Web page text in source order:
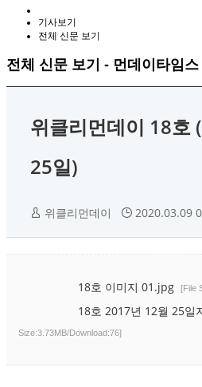
기사보기
전체 신문 보기
전체 신문 보기 - 먼데이타임스
위클리먼데이 18호
25일)
위클리먼데이 2020.03.09
18호 이미지 01.jpg [File
18호 2017년 12월 25일
Size:3.73MB/Download:76]